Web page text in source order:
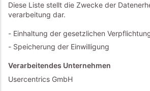
Diese Liste stellt die Zwecke der
verarbeitung dar.
Einhaltung der gesetzlichen
Speicherung der Einwilligung
Verarbeitendes Unternehmen
Usercentrics GmbH